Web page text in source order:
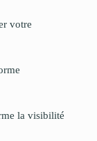
votre
la visibilité